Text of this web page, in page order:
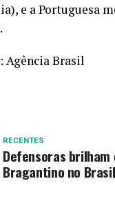
e a Portuguesa
Agência Brasil
RECENTES
Defensoras brilham
Bragantino no